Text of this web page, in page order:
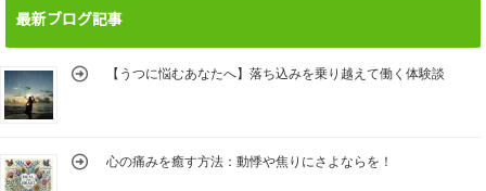
最新ブログ記事
【うつに悩むあなたへ】落ち込みを乗り越えて働く体験談
心の痛みを癒す方法：動悸や焦りにさよならを！